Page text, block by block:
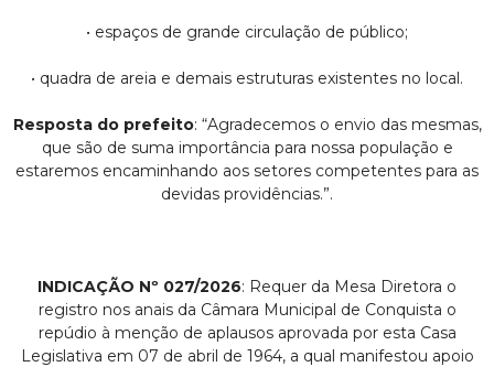
• espaços de grande circulação de público;
• quadra de areia e demais estruturas existentes no local.
Resposta do prefeito: “Agradecemos o envio das mesmas,
que são de suma importância para nossa população e
estaremos encaminhando aos setores competentes para as
devidas providências.”.
INDICAÇÃO Nº 027/2026: Requer da Mesa Diretora o
registro nos anais da Câmara Municipal de Conquista o
repúdio à menção de aplausos aprovada por esta Casa
Legislativa em 07 de abril de 1964, a qual manifestou apoio